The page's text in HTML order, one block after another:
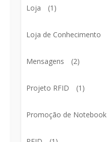
Loja (1)
Loja de Conhecimento
Mensagens (2)
Projeto RFID (1)
Promoção de Notebook